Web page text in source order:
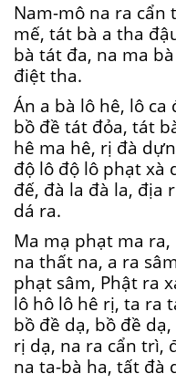
Nam-mô na ra cẩn
mế, tát bà a tha
bà tát đa, na ma
điệt tha.
Án a bà lô hê, lô ca
bồ đề tát đỏa, tát
hê ma hê, rị đà
độ lô độ lô phạt xà
đế, đà la đà la, địa
dá ra.
Ma mạ phạt ma
na thất na, a ra
phạt sâm, Phật ra
lô hô lô hê rị, ta ra
bồ đề dạ, bồ đề
rị dạ, na ra cẩn trì,
na ta-bà ha, tất đà